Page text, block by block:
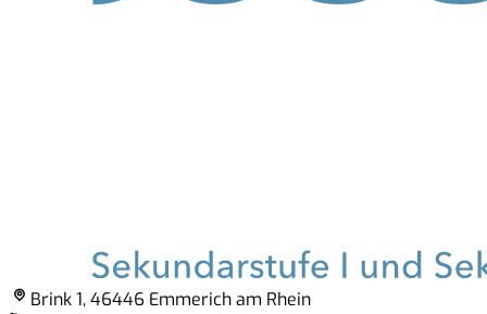
Brink 1, 46446 Emmerich am Rhein